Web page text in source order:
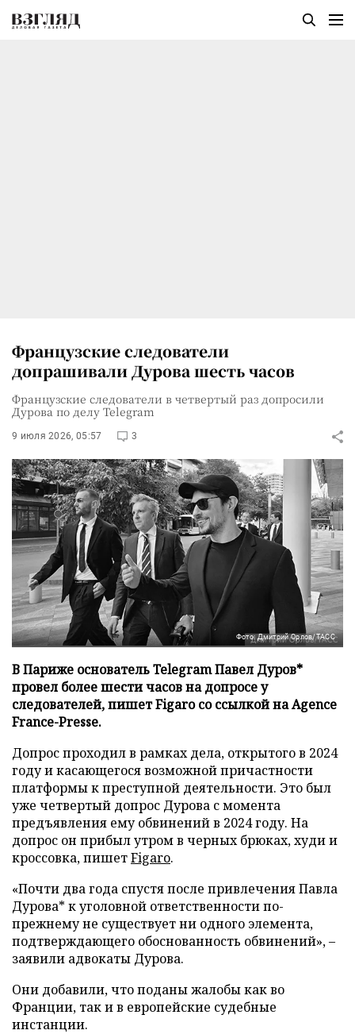
Французские следователи
допрашивали Дурова шесть часов
Французские следователи в четвертый раз допросили
Дурова по делу Telegram
9 июля 2026, 05:57 3
Фото: Дмитрий Орлов/ТАСС
В Париже основатель Telegram Павел Дуров*
провел более шести часов на допросе у
следователей, пишет Figaro со ссылкой на Agence
France-Presse.
Допрос проходил в рамках дела, открытого в 2024
году и касающегося возможной причастности
платформы к преступной деятельности. Это был
уже четвертый допрос Дурова с момента
предъявления ему обвинений в 2024 году. На
допрос он прибыл утром в черных брюках, худи и
кроссовка, пишетFigaro.
«Почти два года спустя после привлечения Павла
Дурова* к уголовной ответственности по-
прежнему не существует ни одного элемента,
подтверждающего обоснованность обвинений», –
заявили адвокаты Дурова.
Они добавили, что поданы жалобы как во
Франции, так и в европейские судебные
инстанции.